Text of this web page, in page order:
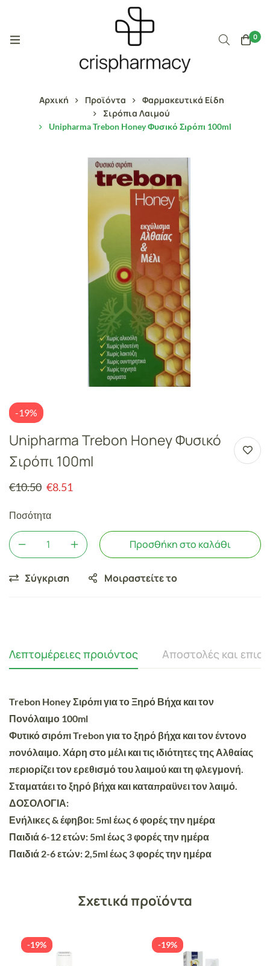
0
Αρχική Προϊόντα
Φαρμακευτικά Είδη
Σιρόπια Λαιμού
Unipharma Trebon Honey Φυσικό Σιρόπι 100ml
-19%
Unipharma Trebon Honey Φυσικό
Σιρόπι 100ml
€10.50 €8.51
Ποσότητα
Προσθήκη στο καλάθι
Σύγκριση Μοιραστείτε το
Λεπτομέρειες προιόντος Αποστολές και
Trebon Honey Σιρόπι για το Ξηρό Βήχα και τον
Πονόλαιμο 100ml
Φυτικό σιρόπι Trebon για το ξηρό βήχα και τον έντονο
πονόλαιμο. Χάρη στο μέλι και τις ιδιότητες της Αλθαίας
περιορίζει τον ερεθισμό του λαιμού και τη φλεγμονή.
Σταματάει το ξηρό βήχα και καταπραϋνει τον λαιμό.
ΔΟΣΟΛΟΓΙΑ:
Ενήλικες & έφηβοι: 5ml έως 6 φορές την ημέρα
Παιδιά 6-12 ετών: 5ml έως 3 φορές την ημέρα
Παιδιά 2-6 ετών: 2,5ml έως 3 φορές την ημέρα
Σχετικά προϊόντα
-19% -19%